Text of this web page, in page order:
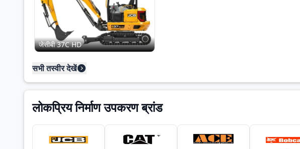
जेसीबी 37C HD
सभी तस्वीर देखें
लोकप्रिय निर्माण उपकरण ब्रांड